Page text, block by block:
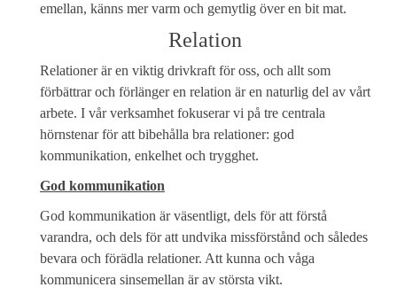
emellan, känns mer varm och gemytlig över en bit mat.
Relation
Relationer är en viktig drivkraft för oss, och allt som
förbättrar och förlänger en relation är en naturlig del av vårt
arbete. I vår verksamhet fokuserar vi på tre centrala
hörnstenar för att bibehålla bra relationer: god
kommunikation, enkelhet och trygghet.
God kommunikation
God kommunikation är väsentligt, dels för att förstå
varandra, och dels för att undvika missförstånd och således
bevara och förädla relationer. Att kunna och våga
kommunicera sinsemellan är av största vikt.